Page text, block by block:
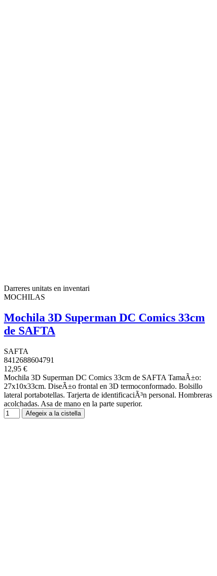
Darreres unitats en inventari
MOCHILAS
Mochila 3D Superman DC Comics 33cm
de SAFTA
SAFTA
8412688604791
12,95 €
Mochila 3D Superman DC Comics 33cm de SAFTA TamaÃ±o:
27x10x33cm. DiseÃ±o frontal en 3D termoconformado. Bolsillo
lateral portabotellas. Tarjerta de identificaciÃ³n personal. Hombreras
acolchadas. Asa de mano en la parte superior.
Afegeix a la cistella